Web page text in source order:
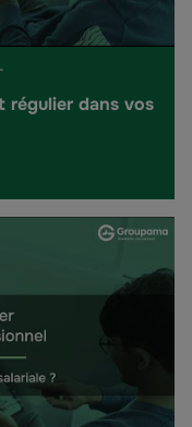
régulier dans vos